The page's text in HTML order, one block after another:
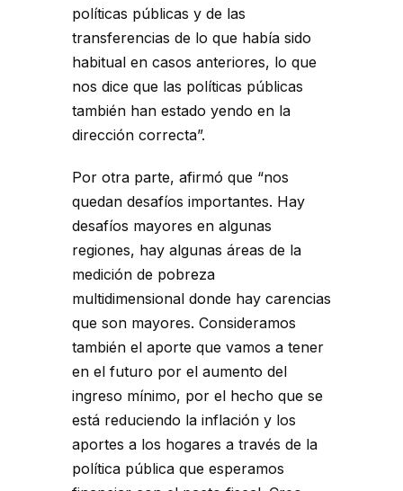
políticas públicas y de las
transferencias de lo que había sido
habitual en casos anteriores, lo que
nos dice que las políticas públicas
también han estado yendo en la
dirección correcta”.
Por otra parte, afirmó que “nos
quedan desafíos importantes. Hay
desafíos mayores en algunas
regiones, hay algunas áreas de la
medición de pobreza
multidimensional donde hay carencias
que son mayores. Consideramos
también el aporte que vamos a tener
en el futuro por el aumento del
ingreso mínimo, por el hecho que se
está reduciendo la inflación y los
aportes a los hogares a través de la
política pública que esperamos